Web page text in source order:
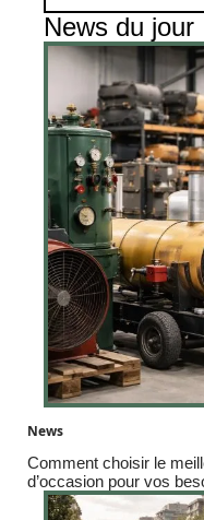
News du jour
News
Comment choisir le
d’occasion pour vos